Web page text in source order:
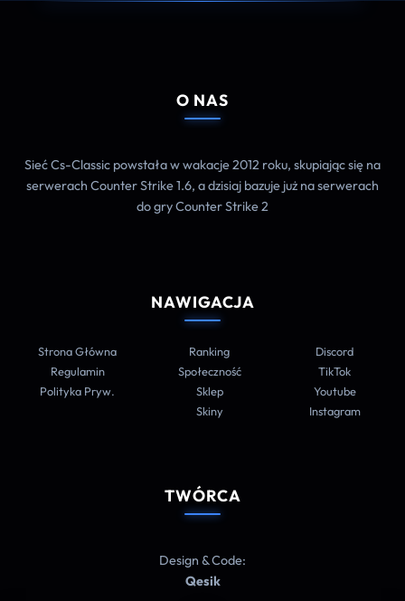
O NAS
Sieć Cs-Classic powstała w wakacje 2012 roku, skupiając się na
serwerach Counter Strike 1.6, a dzisiaj bazuje już na serwerach
do gry Counter Strike 2
NAWIGACJA
Strona Główna
Regulamin
Polityka Pryw.
Ranking
Społeczność
Sklep
Skiny
Discord
TikTok
Youtube
Instagram
TWÓRCA
Design & Code:
Qesik